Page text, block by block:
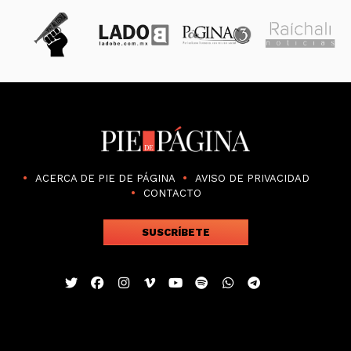
ACERCA DE PIE DE PÁGINA
AVISO DE PRIVACIDAD
CONTACTO
SUSCRÍBETE